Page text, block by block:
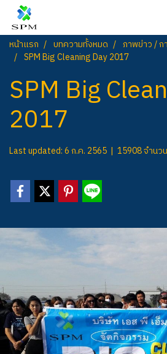
หน้าแรก บทความทั้งหมด
ภาพข่าว / ก
SPM Big Cleaning Day 2017
SPM Big
2017
Last updated: 6 ก.ค. 2565 | 15908 จำนว